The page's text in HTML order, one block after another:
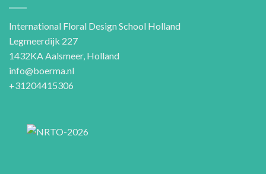
International Floral Design School Holland
Legmeerdijk 227
1432KA Aalsmeer, Holland
info@boerma.nl
+31204415306